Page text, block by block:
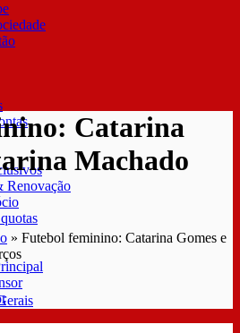
Renovação
Catarina
Machado
» Futebol feminino: Catarina Gomes e